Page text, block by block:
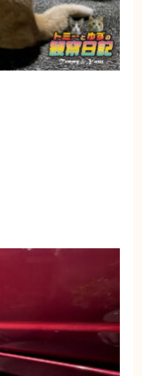
み方）
ア、災害対